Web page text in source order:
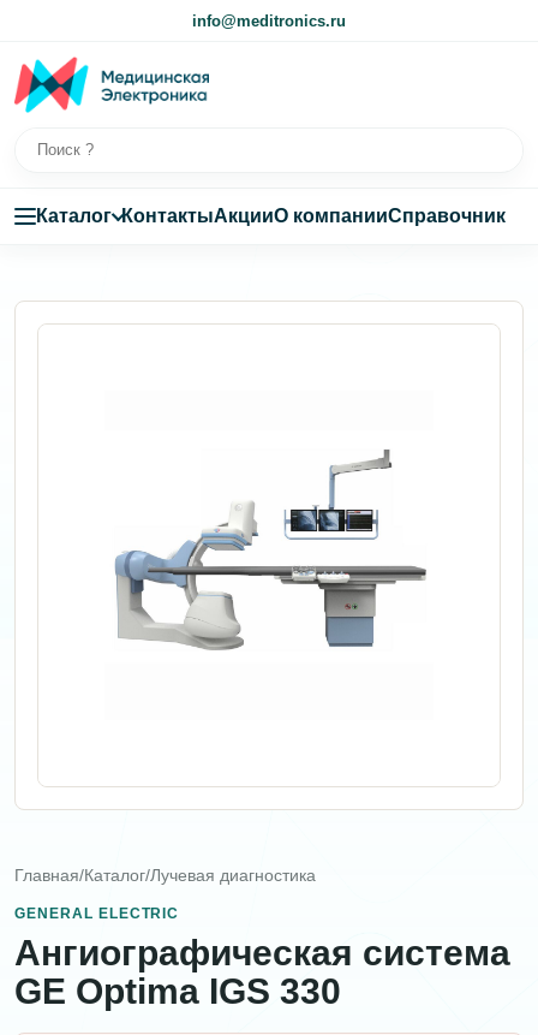
info@meditronics.ru
Каталог КонтактыАкцииО компанииСправочник
Главная/Каталог/Лучевая диагностика
GENERAL ELECTRIC
Ангиографическая система
GE Optima IGS 330